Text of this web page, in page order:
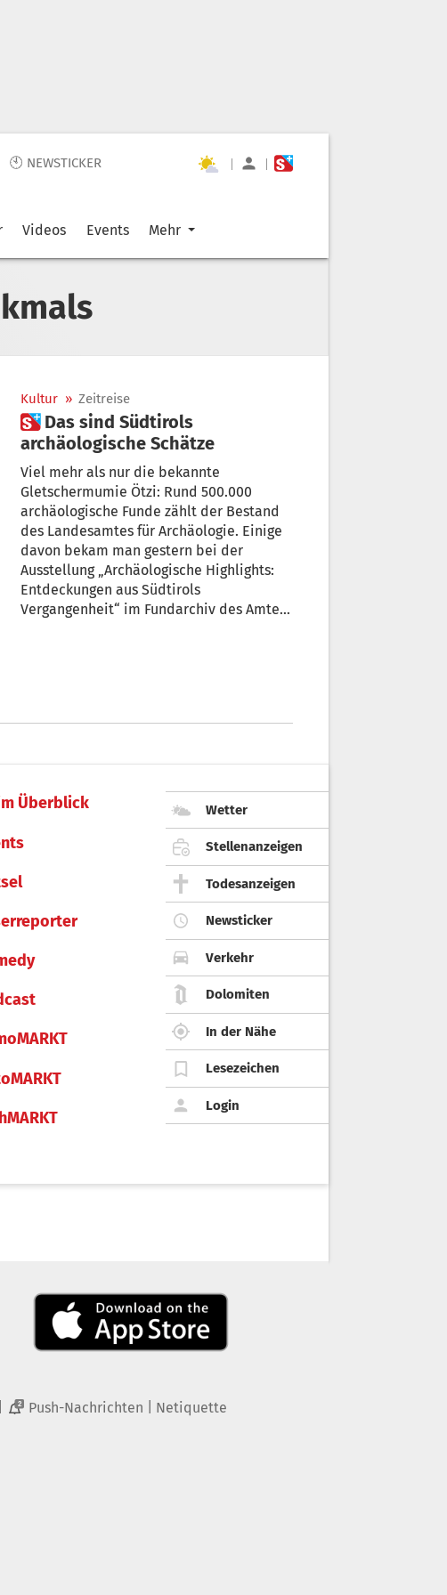
🕙 NEWSTICKER | |
Videos Events Mehr
Kultur » Zeitreise
 Das sind Südtirols
archäologische Schätze
Viel mehr als nur die bekannte
Gletschermumie Ötzi: Rund 500.000
archäologische Funde zählt der Bestand
des Landesamtes für Archäologie. Einige
davon bekam man gestern bei der
Ausstellung „Archäologische Highlights:
Entdeckungen aus Südtirols
Vergangenheit“ im Fundarchiv des Amtes
Überblick Wetter
Stellenanzeigen
Todesanzeigen
Newsticker
Verkehr
Dolomiten
In der Nähe
Lesezeichen
Login
2 Push-Nachrichten Netiquette